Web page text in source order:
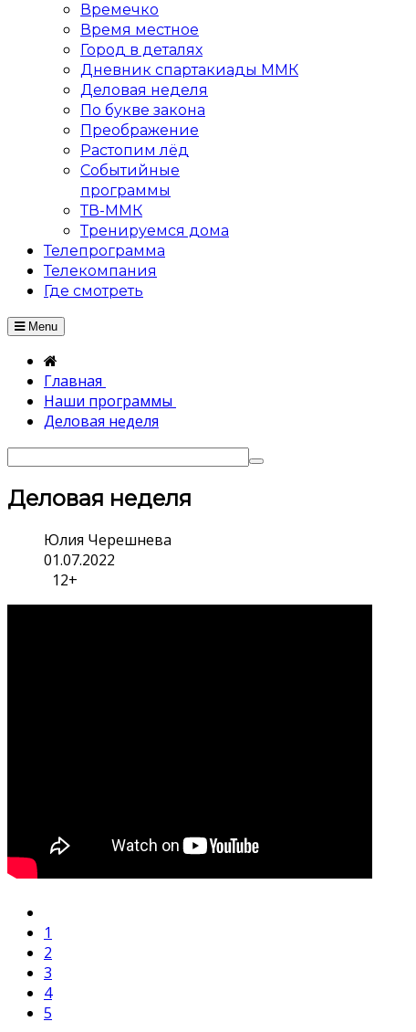
Времечко
Время местное
Город в деталях
Дневник спартакиады ММК
Деловая неделя
По букве закона
Преображение
Растопим лёд
Событийные
программы
ТВ-ММК
Тренируемся дома
Телепрограмма
Телекомпания
Где смотреть
Menu
Главная
Наши программы
Деловая неделя
Деловая неделя
Юлия Черешнева
01.07.2022
12+
1
2
3
4
5